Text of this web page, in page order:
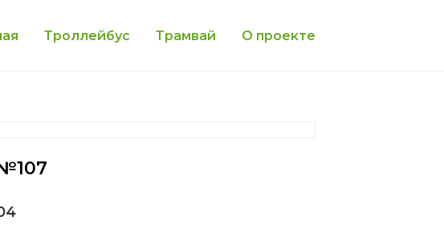
Троллейбус Трамвай О проекте